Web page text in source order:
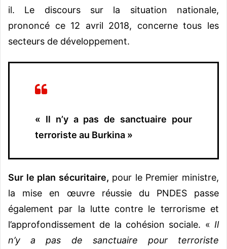
il. Le discours sur la situation nationale,
prononcé ce 12 avril 2018, concerne tous les
secteurs de développement.
« Il n’y a pas de sanctuaire pour
terroriste au Burkina »
Sur le plan sécuritaire, pour le Premier ministre,
la mise en œuvre réussie du PNDES passe
également par la lutte contre le terrorisme et
l’approfondissement de la cohésion sociale. « Il
n’y a pas de sanctuaire pour terroriste